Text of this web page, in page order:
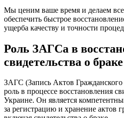
Мы ценим ваше время и делаем
обеспечить быстрое
ущерба качеству и точности
Роль ЗАГСа в
свидетельства о
ЗАГС (Запись Актов
роль в процессе восстановления
Украине. Он является
за регистрацию и хранение актов